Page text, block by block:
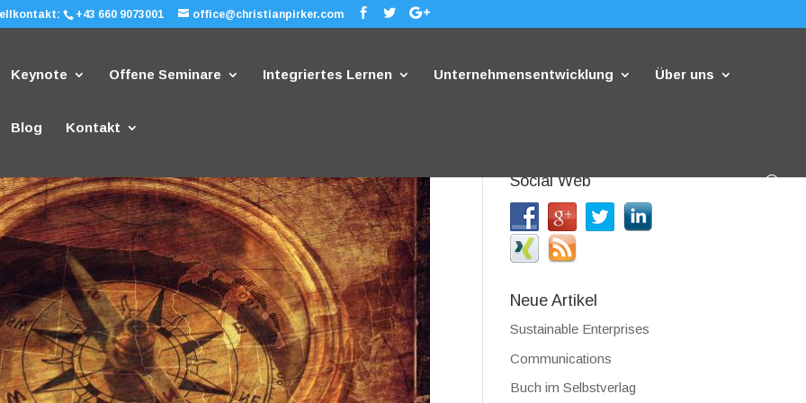
+43 660 9073001 office@christianpirker.com
Keynote Offene Seminare Integriertes Lernen Unternehmensentwicklung Über uns
Blog Kontakt
Social Web
Neue Artikel
Sustainable Enterprises
Communications
Buch im Selbstverlag